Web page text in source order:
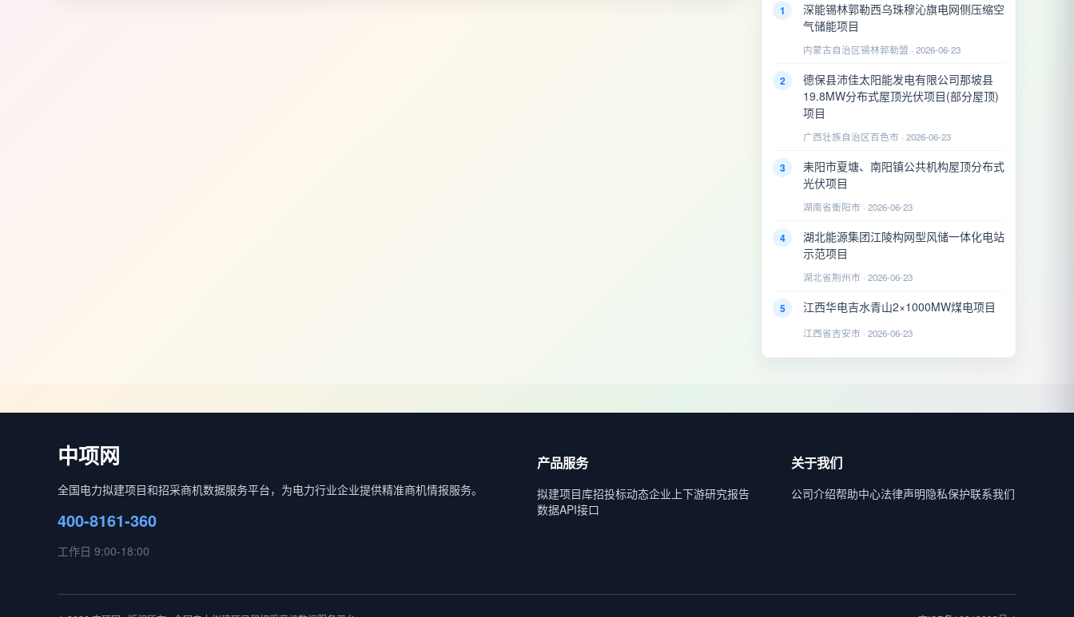
1
深能锡林郭勒西乌珠穆沁旗电网侧压缩空
气储能项目
内蒙古自治区锡林郭勒盟 · 2026-06-23
2
德保县沛佳太阳能发电有限公司那坡县
19.8MW分布式屋顶光伏项目(部分屋顶)
项目
广西壮族自治区百色市 · 2026-06-23
3
耒阳市夏塘、南阳镇公共机构屋顶分布式
光伏项目
湖南省衡阳市 · 2026-06-23
4
湖北能源集团江陵构网型风储一体化电站
示范项目
湖北省荆州市 · 2026-06-23
5 江西华电吉水青山2×1000MW煤电项目
江西省吉安市 · 2026-06-23
中项网
全国电力拟建项目和招采商机数据服务平台，为电力行业企业提供精准商机情报服务。
400-8161-360
工作日 9:00-18:00
产品服务
拟建项目库招投标动态企业上下游研究报告
数据API接口
关于我们
公司介绍帮助中心法律声明隐私保护联系我们